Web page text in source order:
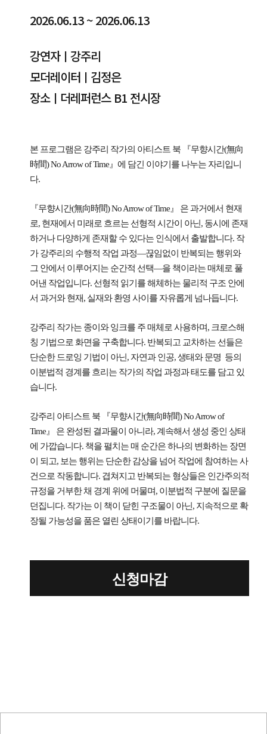
2026.06.13 ~ 2026.06.13
강연자ㅣ강주리
모더레이터ㅣ김정은
장소ㅣ더레퍼런스 B1 전시장
본 프로그램은 강주리 작가의 아티스트 북 『무향시간(無向
時間) No Arrow of Time』에 담긴 이야기를 나누는 자리입니
다.
『무향시간(無向時間) No Arrow of Time』 은 과거에서 현재
로, 현재에서 미래로 흐르는 선형적 시간이 아닌, 동시에 존재
하거나 다양하게 존재할 수 있다는 인식에서 출발합니다. 작
가 강주리의 수행적 작업 과정—끊임없이 반복되는 행위와
그 안에서 이루어지는 순간적 선택—을 책이라는 매체로 풀
어낸 작업입니다. 선형적 읽기를 해체하는 물리적 구조 안에
서 과거와 현재, 실재와 환영 사이를 자유롭게 넘나듭니다.
강주리 작가는 종이와 잉크를 주 매체로 사용하며, 크로스해
칭 기법으로 화면을 구축합니다. 반복되고 교차하는 선들은
단순한 드로잉 기법이 아닌, 자연과 인공, 생태와 문명 등의
이분법적 경계를 흐리는 작가의 작업 과정과 태도를 담고 있
습니다.
강주리 아티스트 북 『무향시간(無向時間) No Arrow of
Time』 은 완성된 결과물이 아니라, 계속해서 생성 중인 상태
에 가깝습니다. 책을 펼치는 매 순간은 하나의 변화하는 장면
이 되고, 보는 행위는 단순한 감상을 넘어 작업에 참여하는 사
건으로 작동합니다. 겹쳐지고 반복되는 형상들은 인간주의적
규정을 거부한 채 경계 위에 머물며, 이분법적 구분에 질문을
던집니다. 작가는 이 책이 닫힌 구조물이 아닌, 지속적으로 확
장될 가능성을 품은 열린 상태이기를 바랍니다.
신청마감